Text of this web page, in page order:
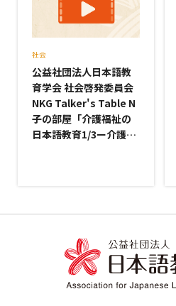
社会
公益社団法人日本語教
育学会 社会啓発委員会
NKG Talker's Table N
子の部屋「介護福祉の
日本語教育1/3ー介護福